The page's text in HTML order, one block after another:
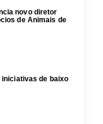
novo diretor
de Animais de
iniciativas de baixo